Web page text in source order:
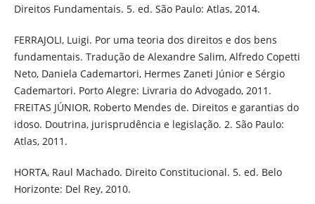
Direitos Fundamentais. 5. ed. São Paulo: Atlas, 2014.
FERRAJOLI, Luigi. Por uma teoria dos direitos e dos bens
fundamentais. Tradução de Alexandre Salim, Alfredo Copetti
Neto, Daniela Cademartori, Hermes Zaneti Júnior e Sérgio
Cademartori. Porto Alegre: Livraria do Advogado, 2011.
FREITAS JÚNIOR, Roberto Mendes de. Direitos e garantias do
idoso. Doutrina, jurisprudência e legislação. 2. São Paulo:
Atlas, 2011.
HORTA, Raul Machado. Direito Constitucional. 5. ed. Belo
Horizonte: Del Rey, 2010.